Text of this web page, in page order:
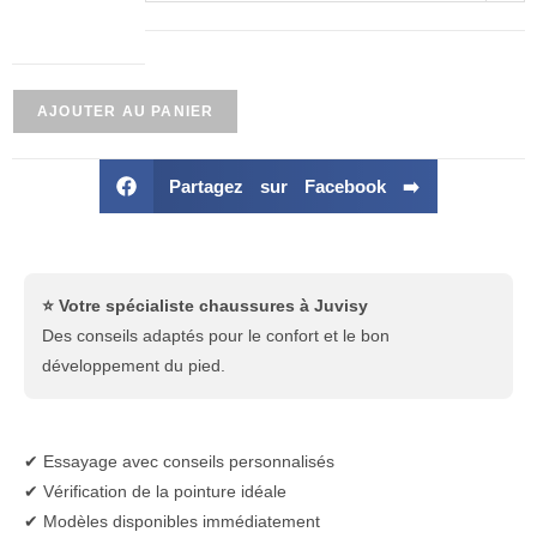
AJOUTER AU PANIER
Partagez sur Facebook ➡️
⭐ Votre spécialiste chaussures à Juvisy
Des conseils adaptés pour le confort et le bon
développement du pied.
✔ Essayage avec conseils personnalisés
✔ Vérification de la pointure idéale
✔ Modèles disponibles immédiatement